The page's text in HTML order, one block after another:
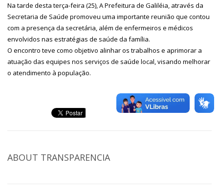
Na tarde desta terça-feira (25), A Prefeitura de Galiléia, através da
Secretaria de Saúde promoveu uma importante reunião que contou
com a presença da secretária, além de enfermeiros e médicos
envolvidos nas estratégias de saúde da família.
O encontro teve como objetivo alinhar os trabalhos e aprimorar a
atuação das equipes nos serviços de saúde local, visando melhorar
o atendimento à população.
ABOUT TRANSPARENCIA